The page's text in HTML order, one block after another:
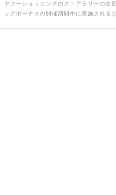
ヤフーショッピングのストアラリーの次
ッグボーナスの開催期間中に実施される